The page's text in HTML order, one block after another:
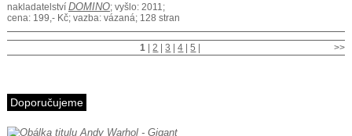
nakladatelství DOMINO; vyšlo: 2011;
cena: 199,- Kč; vazba: vázaná; 128 stran
>>
1 |2 |3 |4 |5
Doporučujeme